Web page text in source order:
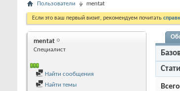
Пользователи mentat
Если это ваш первый визит, рекомендуем почитать
mentat
Специалист
Найти сообщения
Найти темы